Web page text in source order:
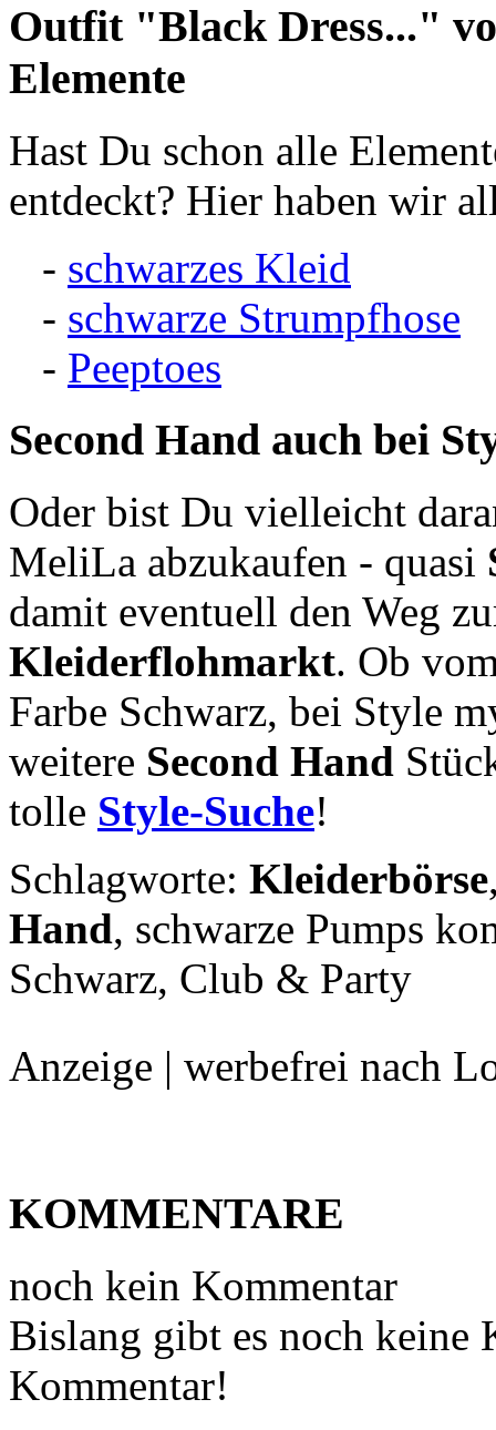
Outfit "Black Dress..."
Elemente
Hast Du schon alle
entdeckt? Hier haben wir
- schwarzes Kleid
- schwarze Strumpfhose
- Peeptoes
Second Hand auch bei
Oder bist Du vielleicht
MeliLa abzukaufen - quasi
damit eventuell den Weg
Kleiderflohmarkt. Ob
Farbe Schwarz, bei Style
weitere Second Hand
tolle Style-Suche!
Schlagworte: Kleiderbörse
Hand, schwarze Pumps
Schwarz, Club & Party
Anzeige | werbefrei nach
KOMMENTARE
noch kein Kommentar
Bislang gibt es noch keine
Kommentar!